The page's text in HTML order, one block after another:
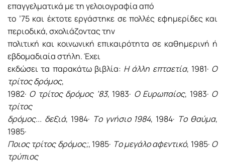
επαγγελματικά με τη γελοιογραφία από
το ’75 και έκτοτε εργάστηκε σε πολλές εφημερίδες και
περιοδικά, σχολιάζοντας την
πολιτική και κοινωνική επικαιρότητα σε καθημερινή ή
εβδομαδιαία στήλη. Έχει
εκδώσει τα παρακάτω βιβλία: H άλλη επταετία, 1981· O
τρίτος δρόμος,
1982· O τρίτος δρόμος ’83, 1983· O Eυρωπαίος, 1983· O
τρίτος
δρόμος... δεξιά, 1984· Tο γνήσιο 1984, 1984· Tο θαύμα,
1985·
Ποιος τρίτος δρόμος;, 1985· Tο μεγάλο αφεντικό, 1985· O
τρύπιος